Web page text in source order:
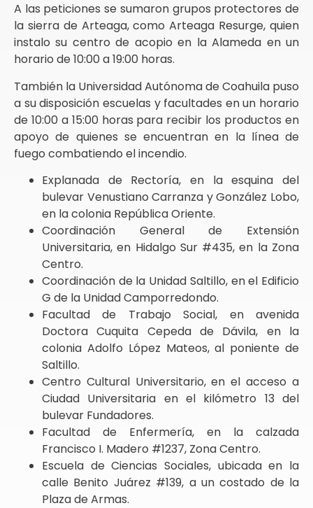
A las peticiones se sumaron grupos protectores de
la sierra de Arteaga, como Arteaga Resurge, quien
instalo su centro de acopio en la Alameda en un
horario de 10:00 a 19:00 horas.
También la Universidad Autónoma de Coahuila puso
a su disposición escuelas y facultades en un horario
de 10:00 a 15:00 horas para recibir los productos en
apoyo de quienes se encuentran en la línea de
fuego combatiendo el incendio.
Explanada de Rectoría, en la esquina del
bulevar Venustiano Carranza y González Lobo,
en la colonia República Oriente.
Coordinación General de Extensión
Universitaria, en Hidalgo Sur #435, en la Zona
Centro.
Coordinación de la Unidad Saltillo, en el Edificio
G de la Unidad Camporredondo.
Facultad de Trabajo Social, en avenida
Doctora Cuquita Cepeda de Dávila, en la
colonia Adolfo López Mateos, al poniente de
Saltillo.
Centro Cultural Universitario, en el acceso a
Ciudad Universitaria en el kilómetro 13 del
bulevar Fundadores.
Facultad de Enfermería, en la calzada
Francisco I. Madero #1237, Zona Centro.
Escuela de Ciencias Sociales, ubicada en la
calle Benito Juárez #139, a un costado de la
Plaza de Armas.